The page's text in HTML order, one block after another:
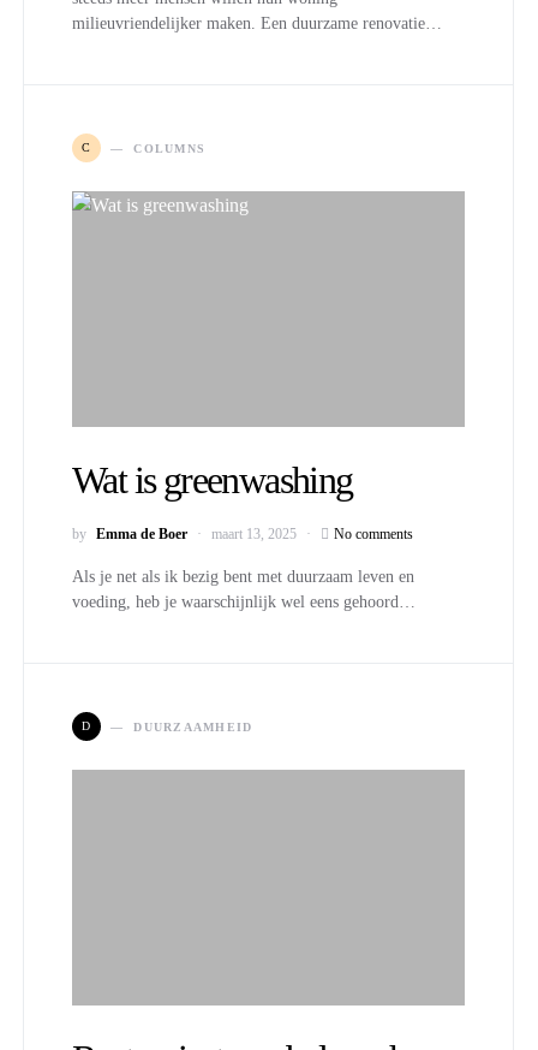
milieuvriendelijker maken. Een duurzame renovatie…
C COLUMNS
Wat is greenwashing
by Emma de Boer maart 13, 2025 No comments
Als je net als ik bezig bent met duurzaam leven en
voeding, heb je waarschijnlijk wel eens gehoord…
D DUURZAAMHEID